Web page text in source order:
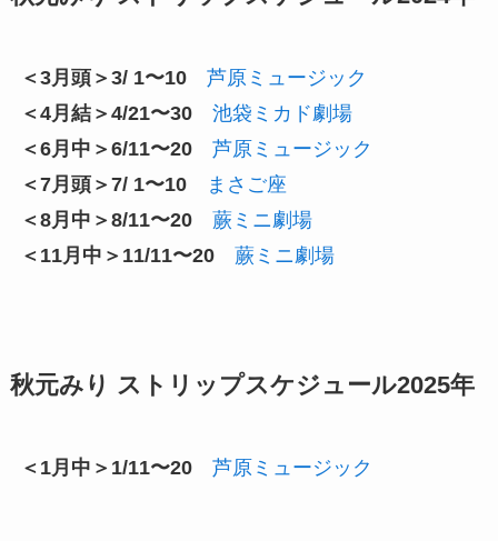
＜3月頭＞3/ 1〜10
芦原ミュージック
＜4月結＞4/21〜30
池袋ミカド劇場
＜6月中＞6/11〜20
芦原ミュージック
＜7月頭＞7/ 1〜10
まさご座
＜8月中＞8/11〜20
蕨ミニ劇場
＜11月中＞11/11〜20
蕨ミニ劇場
秋元みり ストリップスケジュール2025年
＜1月中＞1/11〜20 芦原ミュージック